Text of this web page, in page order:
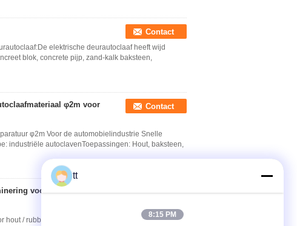
Contact
elektrische deurautoclaaf heeft wijd
blok, concrete pijp, zand-kalk baksteen,
φ2m voor
Contact
φ2m Voor de automobielindustrie Snelle
industriële autoclavenToepassingen: Hout, baksteen,
voor Hout/Rubber,
Contact
hout / rubber, lichtgewicht Snelle details: Medium:
tt
8:15 PM